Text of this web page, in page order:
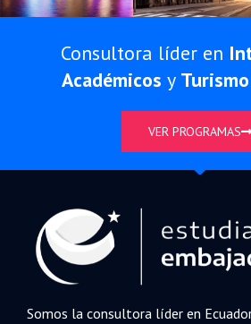
Consultora líder en
Académicos y
VER PROGRAMAS
Somos la consultora líder en